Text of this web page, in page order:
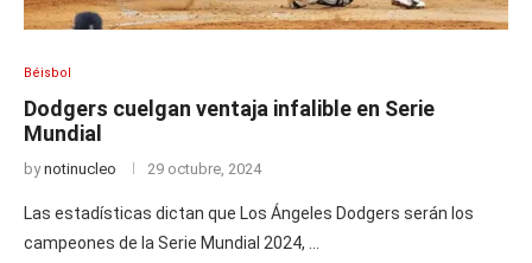
Béisbol
Dodgers cuelgan ventaja infalible en Serie
Mundial
bynotinucleo 29 octubre, 2024
Las estadísticas dictan que Los Ángeles Dodgers serán los
campeones de la Serie Mundial 2024, …